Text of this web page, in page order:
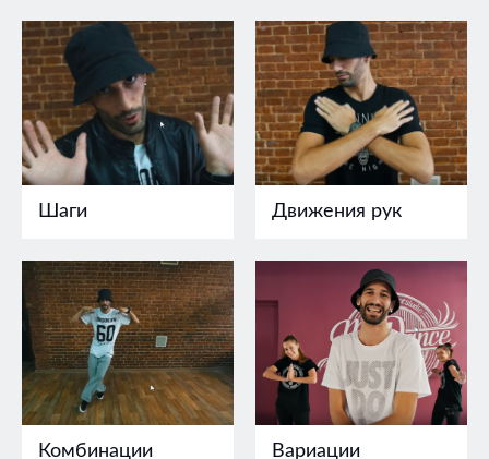
Шаги Движения рук
Комбинации Вариации